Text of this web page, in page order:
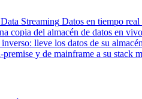
Streaming Datos en tiempo real
copia del almacén de datos en
lleve los datos de su
y de mainframe a su stack